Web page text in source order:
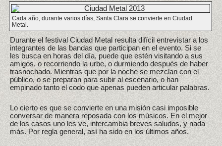
Cada año, durante varios días, Santa Clara se convierte en Ciudad
Metal.
Durante el festival Ciudad Metal resulta difícil entrevistar a los
integrantes de las bandas que participan en el evento. Si se
les busca en horas del día, puede que estén visitando a sus
amigos, o recorriendo la urbe, o durmiendo después de haber
trasnochado. Mientras que por la noche se mezclan con el
público, o se preparan para subir al escenario, o han
empinado tanto el codo que apenas pueden articular palabras.
Lo cierto es que se convierte en una misión casi imposible
conversar de manera reposada con los músicos. En el mejor
de los casos uno les ve, intercambia breves saludos, y nada
más. Por regla general, así ha sido en los últimos años.